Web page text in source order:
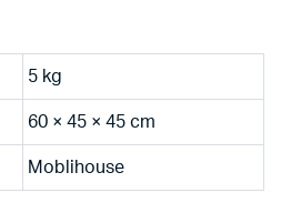
5 kg
60 × 45 × 45 cm
Moblihouse